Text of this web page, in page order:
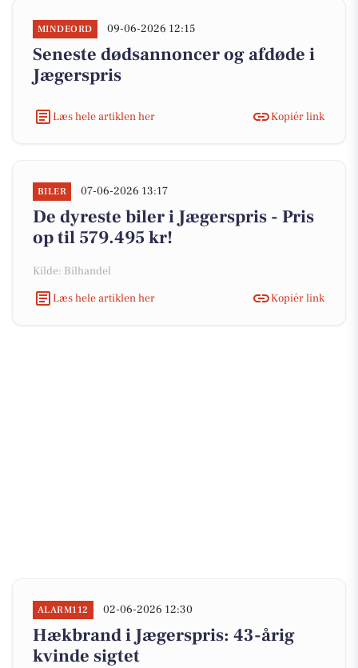
MINDEORD 09-06-2026 12:15
Seneste dødsannoncer og afdøde i
Jægerspris
Læs hele artiklen her Kopiér link
BILER 07-06-2026 13:17
De dyreste biler i Jægerspris - Pris
op til 579.495 kr!
Kilde: Bilhandel
Læs hele artiklen her
Kopiér link
ALARM112 02-06-2026 12:30
Hækbrand i Jægerspris: 43-årig
kvinde sigtet